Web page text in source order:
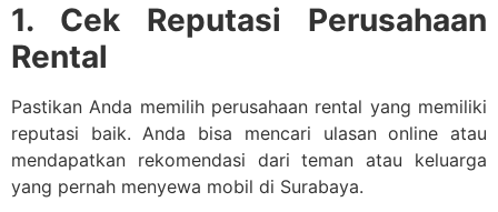
1. Cek Reputasi Perusahaan
Rental
Pastikan Anda memilih perusahaan rental yang memiliki
reputasi baik. Anda bisa mencari ulasan online atau
mendapatkan rekomendasi dari teman atau keluarga
yang pernah menyewa mobil di Surabaya.